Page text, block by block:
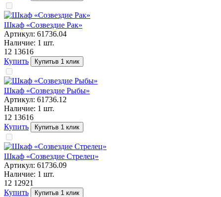
Шкаф «Созвездие Рак»
Артикул: 61736.04
Наличие: 1 шт.
12 13616
Купить
Купитьв 1 клик
Шкаф «Созвездие Рыбы»
Артикул: 61736.12
Наличие: 1 шт.
12 13616
Купить
Купитьв 1 клик
Шкаф «Созвездие Стрелец»
Артикул: 61736.09
Наличие: 1 шт.
12 12921
Купить
Купитьв 1 клик